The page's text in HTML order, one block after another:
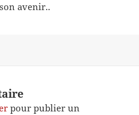
avenir..
pour publier un